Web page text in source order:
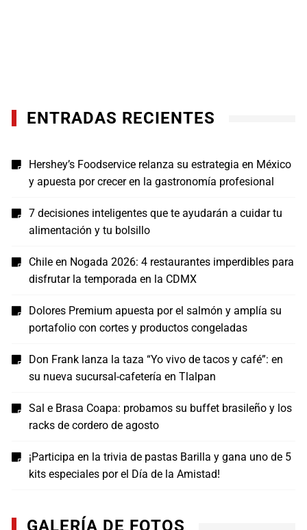
ENTRADAS RECIENTES
Hershey’s Foodservice relanza su estrategia en México
y apuesta por crecer en la gastronomía profesional
7 decisiones inteligentes que te ayudarán a cuidar tu
alimentación y tu bolsillo
Chile en Nogada 2026: 4 restaurantes imperdibles para
disfrutar la temporada en la CDMX
Dolores Premium apuesta por el salmón y amplía su
portafolio con cortes y productos congeladas
Don Frank lanza la taza “Yo vivo de tacos y café”: en
su nueva sucursal-cafetería en Tlalpan
Sal e Brasa Coapa: probamos su buffet brasileño y los
racks de cordero de agosto
¡Participa en la trivia de pastas Barilla y gana uno de 5
kits especiales por el Día de la Amistad!
GALERÍA DE FOTOS